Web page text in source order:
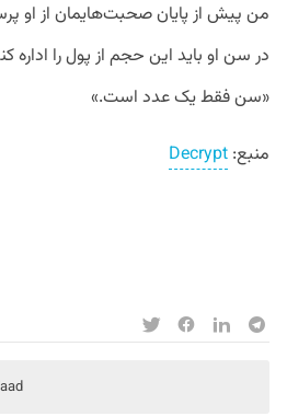
من پیش از پایان صحبت‌هایمان از او
در سن او باید این حجم از پول را اداره
«سن فقط یک عدد است.»
منبع: Decrypt